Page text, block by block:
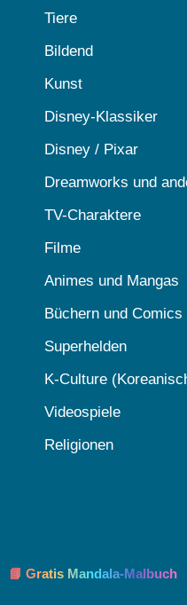
Tiere
Bildend
Kunst
Disney-Klassiker
Disney / Pixar
Dreamworks und
TV-Charaktere
Filme
Animes und Mangas
Büchern und Comics
Superhelden
K-Culture
Videospiele
Religionen
📘 Gratis Mandala-Malbuch